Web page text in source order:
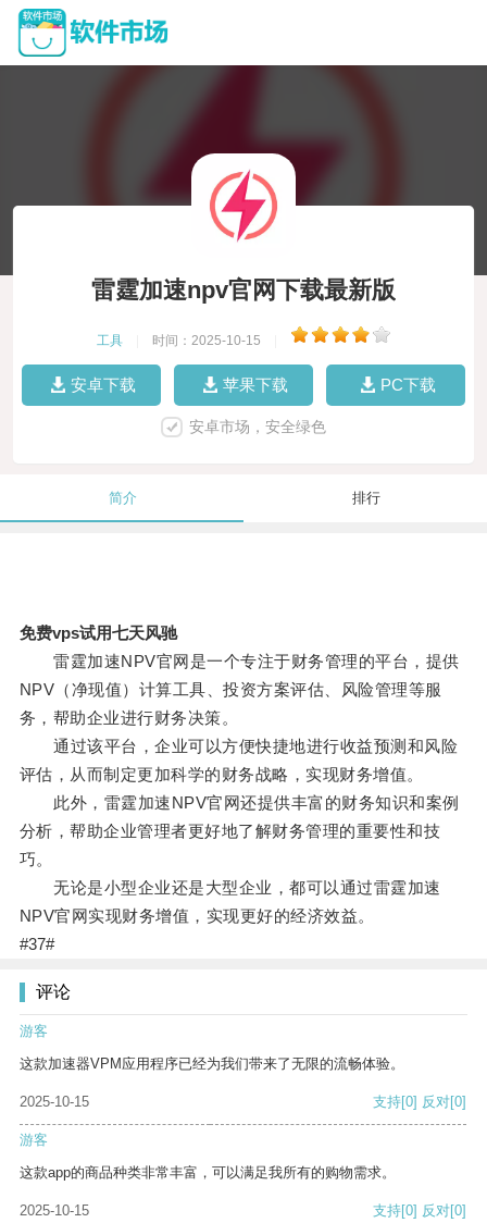
雷霆加速npv官网下载最新版
工具 时间：2025-10-15
安卓下载 苹果下载 PC下载
安卓市场，安全绿色
简介 排行
免费vps试用七天风驰
雷霆加速NPV官网是一个专注于财务管理的平台，提供
NPV（净现值）计算工具、投资方案评估、风险管理等服
务，帮助企业进行财务决策。
通过该平台，企业可以方便快捷地进行收益预测和风险
评估，从而制定更加科学的财务战略，实现财务增值。
此外，雷霆加速NPV官网还提供丰富的财务知识和案例
分析，帮助企业管理者更好地了解财务管理的重要性和技
巧。
无论是小型企业还是大型企业，都可以通过雷霆加速
NPV官网实现财务增值，实现更好的经济效益。
#37#
评论
游客
这款加速器VPM应用程序已经为我们带来了无限的流畅体验。
2025-10-15 支持[0] 反对[0]
游客
这款app的商品种类非常丰富，可以满足我所有的购物需求。
2025-10-15 支持[0] 反对[0]